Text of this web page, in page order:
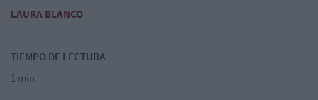
LAURA BLANCO
TIEMPO DE LECTURA
1 min